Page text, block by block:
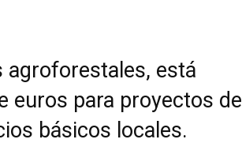
agroforestales, está
euros para proyectos de
básicos locales.